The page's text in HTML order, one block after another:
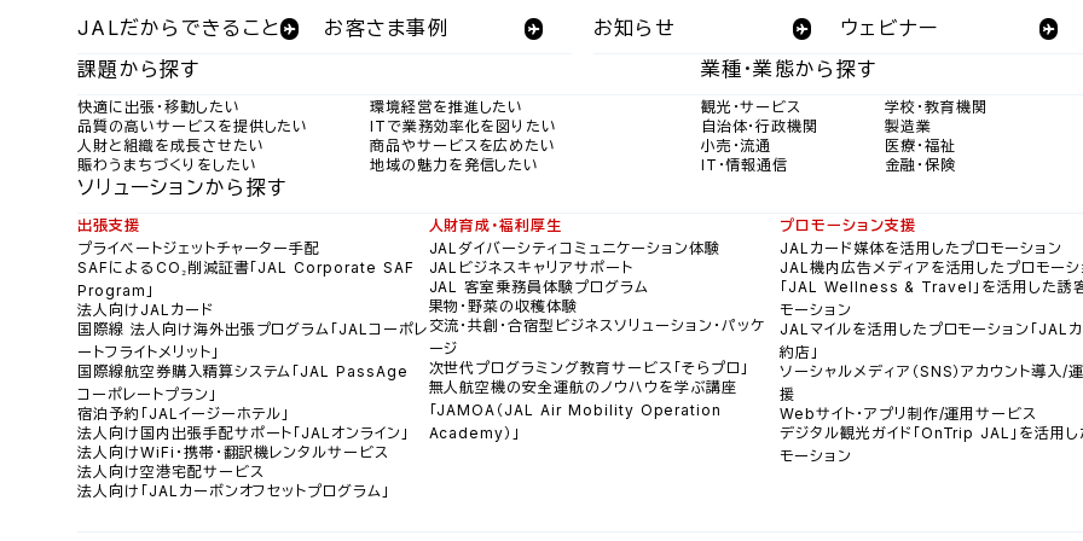
JALだからできること お客さま事例 お知らせ
ウェビナー
課題から探す
快適に出張・移動したい
環境経営を推進したい
品質の高いサービスを提供したい
ITで業務効率化を図りたい
人財と組織を成長させたい
商品やサービスを広めたい
賑わうまちづくりをしたい
地域の魅力を発信したい
業種・業態から探す
観光・サービス
学校・教育機関
自治体・行政機関
製造業
小売・流通
医療・福祉
IT・情報通信
金融・保険
ソリューションから探す
出張支援
プライベートジェットチャーター手配
SAFによるCO₂削減証書「JAL Corporate SAF
Program」
法人向けJALカード
国際線 法人向け海外出張プログラム「JALコーポレ
ートフライトメリット」
国際線航空券購入精算システム「JAL PassAge
コーポレートプラン」
宿泊予約「JALイージーホテル」
法人向け国内出張手配サポート「JALオンライン」
法人向けWiFi・携帯・翻訳機レンタルサービス
法人向け空港宅配サービス
法人向け「JALカーボンオフセットプログラム」
人財育成・福利厚生
JALダイバーシティコミュニケーション体験
JALビジネスキャリアサポート
JAL 客室乗務員体験プログラム
果物・野菜の収穫体験
交流・共創・合宿型ビジネスソリューション・パッケ
ージ
次世代プログラミング教育サービス「そらプロ」
無人航空機の安全運航のノウハウを学ぶ講座
「JAMOA（JAL Air Mobility Operation
Academy）」
プロモーション支援
JALカード媒体を活用したプロモーション
JAL機内広告メディアを活用したプロモーシ
「JAL Wellness & Travel」を活用した誘
モーション
JALマイルを活用したプロモーション「JAL
約店」
ソーシャルメディア（SNS）アカウント導入/
援
Webサイト・アプリ制作/運用サービス
デジタル観光ガイド「OnTrip JAL」を活用
モーション